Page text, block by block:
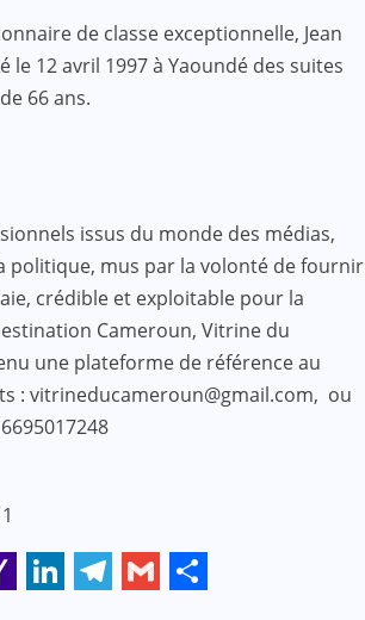
de classe exceptionnelle, Jean
le 12 avril 1997 à Yaoundé des suites
66 ans.
issus du monde des médias,
politique, mus par la volonté de fournir
crédible et exploitable pour la
Cameroun, Vitrine du
une plateforme de référence au
: vitrineducameroun@gmail.com, ou